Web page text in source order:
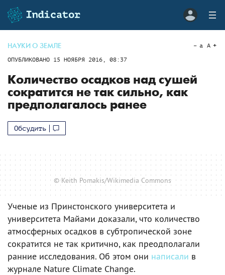
НАУКИ О ЗЕМЛЕ
ОПУБЛИКОВАНО 15 НОЯБРЯ 2016, 08:37
a A
Количество осадков над сушей
сократится не так сильно, как
предполагалось ранее
Обсудить
© Keith Pomakis/Wikimedia Commons
Ученые из Принстонского университета и
университета Майами доказали, что количество
атмосферных осадков в субтропической зоне
сократится не так критично, как преодполагали
ранние исследования. Об этом они написали в
журнале Nature Climate Change.